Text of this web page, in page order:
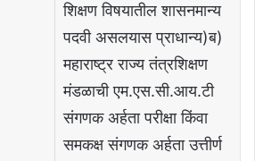
शिक्षण विषयातील शासनमान्य
पदवी असलयास प्राधान्य)ब)
महाराष्ट्र राज्य तंत्रशिक्षण
मंडळाची एम.एस.सी.आय.टी
संगणक अर्हता परीक्षा किंवा
समकक्ष संगणक अर्हता उत्तीर्ण